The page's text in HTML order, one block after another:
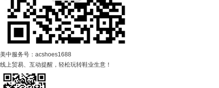
美中服务号：acshoes1688
线上贸易、互动提醒，轻松玩转鞋业生意！